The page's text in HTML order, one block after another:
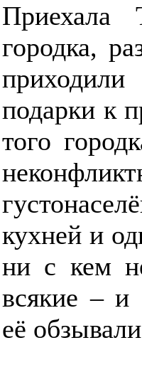
Приехала
городка,
подарки к
того
кухней и
ни с кем
всякие – и
её